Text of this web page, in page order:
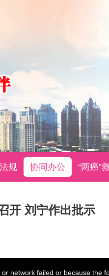
规 协同办公 “两癌”
开 刘宁作出批示